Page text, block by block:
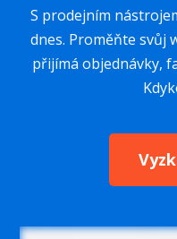
S prodejním
dnes. Proměňte svůj
přijímá objednávky,